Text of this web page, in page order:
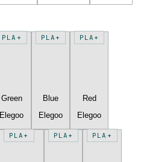
PLA+
Green
Elegoo
PLA+
Blue
Elegoo
PLA+
Red
Elegoo
PLA+ PLA+ PLA+